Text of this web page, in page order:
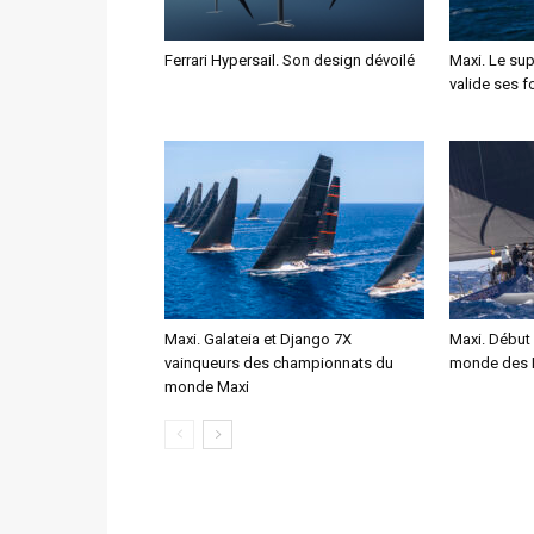
Ferrari Hypersail. Son design dévoilé
Maxi. Le
valide ses
Maxi. Galateia et Django 7X
vainqueurs des championnats du
monde Maxi
Maxi.
monde des